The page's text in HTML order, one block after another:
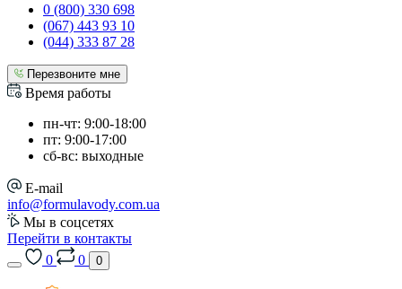
0 (800) 330 698
(067) 443 93 10
(044) 333 87 28
Перезвоните мне
Время работы
пн-чт: 9:00-18:00
пт: 9:00-17:00
сб-вс: выходные
E-mail
info@formulavody.com.ua
Мы в соцсетях
Перейти в контакты
0
0 0